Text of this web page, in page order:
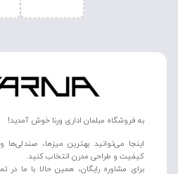
به فروشگاه مبلمان اداری ورنا خوش آمدید!
اینجا می‌توانید بهترین میزها، صندلی‌ها و
کیفیت و طراحی مدرن انتخاب کنید.
برای مشاوره رایگان، همین حالا با ما